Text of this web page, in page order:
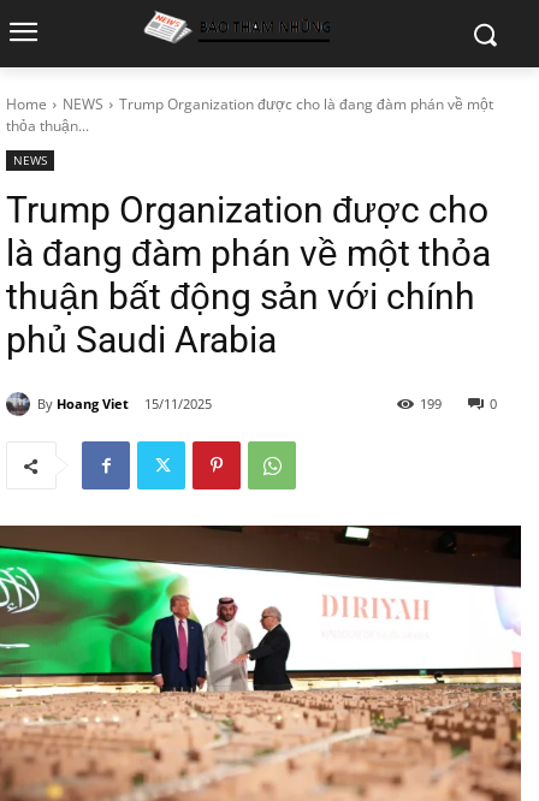
Home NEWS
Trump Organization được cho là đang đàm phán về một
thỏa thuận...
NEWS
Trump Organization được cho
là đang đàm phán về một thỏa
thuận bất động sản với chính
phủ Saudi Arabia
By Hoang Viet 15/11/2025 0
199